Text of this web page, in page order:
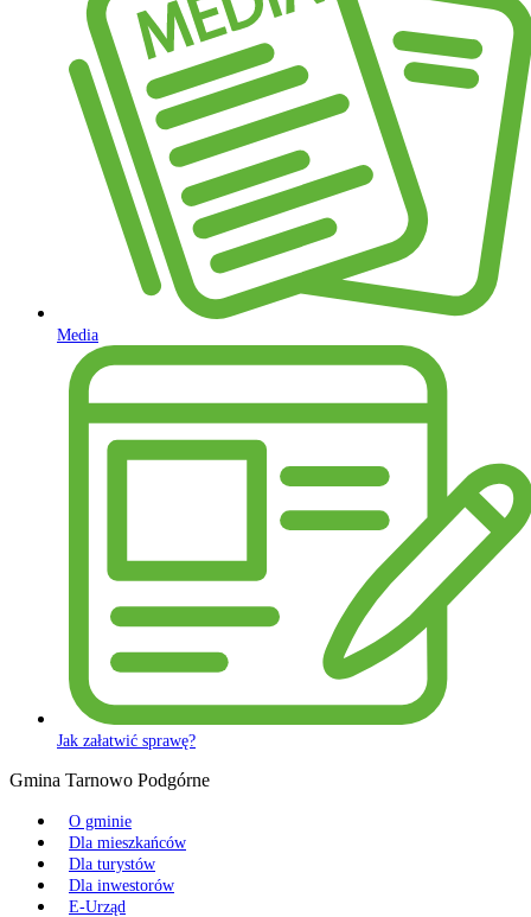
Media
Jak załatwić sprawę?
Gmina Tarnowo Podgórne
O gminie
Dla mieszkańców
Dla turystów
Dla inwestorów
E-Urząd